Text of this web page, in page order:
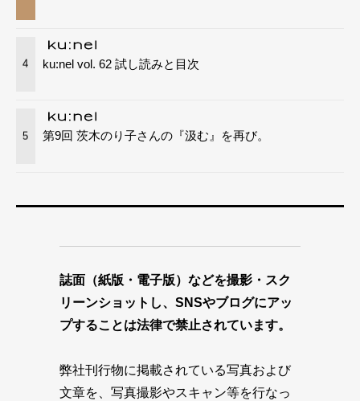
4 ku:nel vol. 62 試し読みと目次
5 第9回 茨木のり子さんの『汲む』を再び。
誌面（紙版・電子版）などを撮影・スク
リーンショットし、SNSやブログにアッ
プすることは法律で禁止されています。
弊社刊行物に掲載されている写真および
文章を、写真撮影やスキャン等を行なっ